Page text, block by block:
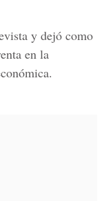
y dejó como
en la